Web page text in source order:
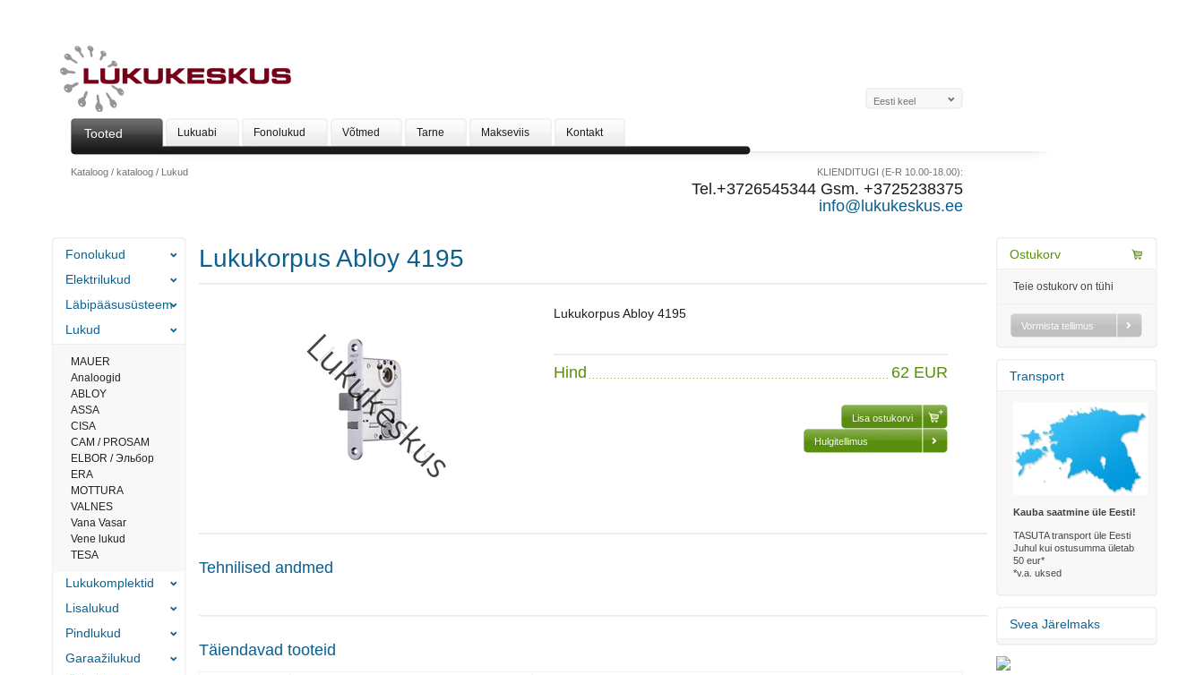
Tooted Lukuabi Fonolukud Võtmed Tarne Makseviis Kontakt
KLIENDITUGI (E-R 10.00-18.00):
Tel.+3726545344 Gsm. +3725238375
info@lukukeskus.ee
Kataloog /kataloog / Lukud
Lukukorpus Abloy 4195
Lukukorpus Abloy 4195
62 EUR
Hind
Hulgitellimus
Tehnilised andmed
Täiendavad tooteid
Fonolukud
Elektrilukud
Läbipääsusüsteem
Lukud
MAUER
Analoogid
ABLOY
ASSA
CISA
САМ / PROSAM
ELBOR / Эльбор
ERA
MOTTURA
VALNES
Vana Vasar
Vene lukud
TESA
Lukukomplektid
Lisalukud
Pindlukud
Garaažilukud
Ostukorv
Teie ostukorv on tühi
Vormista tellimus
Transport
Kauba saatmine üle Eesti!
TASUTA transport üle Eesti
Juhul kui ostusumma ületab
50 eur*
*v.a. uksed
Svea Järelmaks